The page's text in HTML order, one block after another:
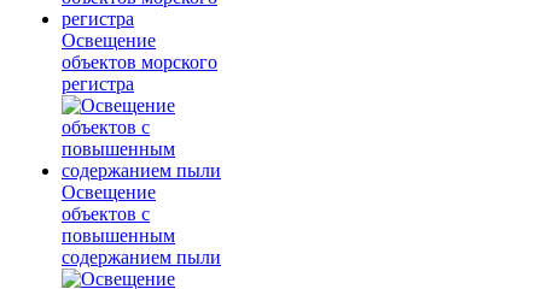
Освещение
объектов морского
регистра
Освещение
объектов с
повышенным
содержанием пыли